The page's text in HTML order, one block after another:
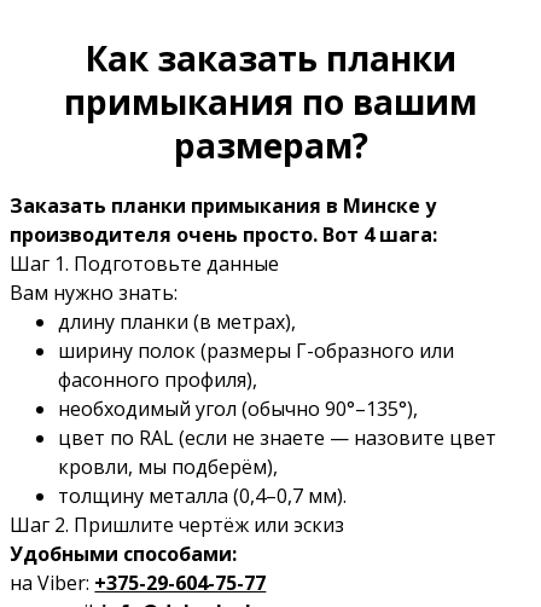
Как заказать планки
примыкания по вашим
размерам?
Заказать планки примыкания в Минске у
производителя очень просто. Вот 4 шага:
Шаг 1. Подготовьте данные
Вам нужно знать:
длину планки (в метрах),
ширину полок (размеры Г-образного или
фасонного профиля),
необходимый угол (обычно 90°–135°),
цвет по RAL (если не знаете — назовите цвет
кровли, мы подберём),
толщину металла (0,4–0,7 мм).
Шаг 2. Пришлите чертёж или эскиз
Удобными способами:
на Viber: +375-29-604-75-77